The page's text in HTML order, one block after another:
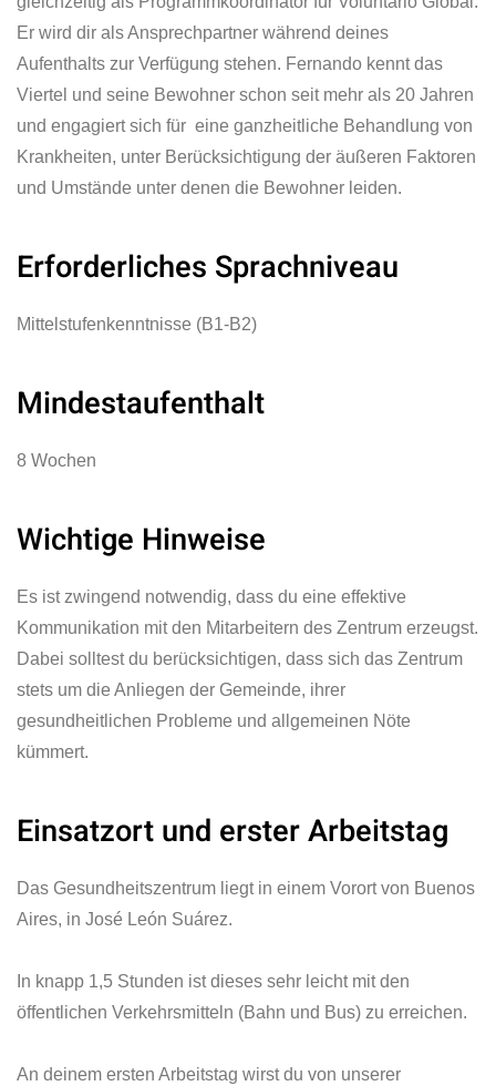
Er wird dir als Ansprechpartner während deines
Aufenthalts zur Verfügung stehen. Fernando kennt das
Viertel und seine Bewohner schon seit mehr als 20 Jahren
und engagiert sich für eine ganzheitliche Behandlung von
Krankheiten, unter Berücksichtigung der äußeren Faktoren
und Umstände unter denen die Bewohner leiden.
Erforderliches Sprachniveau
Mittelstufenkenntnisse (B1-B2)
Mindestaufenthalt
8 Wochen
Wichtige Hinweise
Es ist zwingend notwendig, dass du eine effektive
Kommunikation mit den Mitarbeitern des Zentrum erzeugst.
Dabei solltest du berücksichtigen, dass sich das Zentrum
stets um die Anliegen der Gemeinde, ihrer
gesundheitlichen Probleme und allgemeinen Nöte
kümmert.
Einsatzort und erster Arbeitstag
Das Gesundheitszentrum liegt in einem Vorort von Buenos
Aires, in José León Suárez.
In knapp 1,5 Stunden ist dieses sehr leicht mit den
öffentlichen Verkehrsmitteln (Bahn und Bus) zu erreichen.
An deinem ersten Arbeitstag wirst du von unserer